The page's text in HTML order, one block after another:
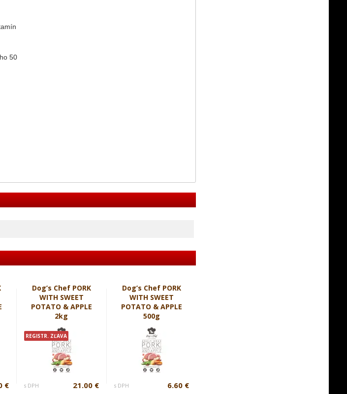
50
€
Dog’s Chef PORK
WITH SWEET
POTATO & APPLE
2kg
REGISTR. ZĽAVA
s DPH 21.00 €
Dog’s Chef PORK
WITH SWEET
POTATO & APPLE
500g
s DPH 6.60 €